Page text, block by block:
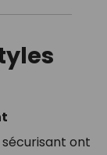
ont